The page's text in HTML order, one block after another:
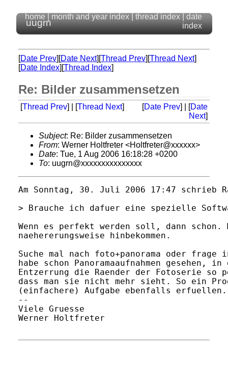
uugrn
home month and year index thread index
date
index
[Date Prev][Date Next][Thread Prev][Thread Next]
[Date Index][Thread Index]
Re: Bilder zusammensetzen
[Thread Prev] | [Thread Next] [Date Prev] | [Date
Next]
Subject: Re: Bilder zusammensetzen
From: Werner Holtfreter <Holtfreter@xxxxxx>
Date: Tue, 1 Aug 2006 16:18:28 +0200
To: uugrn@xxxxxxxxxxxxxxx
Am Sonntag, 30. Juli 2006 17:47 schrieb
> Brauche ich dafuer eine spezielle
Wenn es perfekt werden soll, dann
naehererungsweise hinbekommen.
Suche mal nach foto+panorama oder
habe schon Panoramaaufnahmen gesehen,
Entzerrung die Raender der Fotoserie so
dass man sie nicht mehr sieht. So ein
(einfachere) Aufgabe ebenfalls erfuellen.
--
Viele Gruesse
Werner Holtfreter